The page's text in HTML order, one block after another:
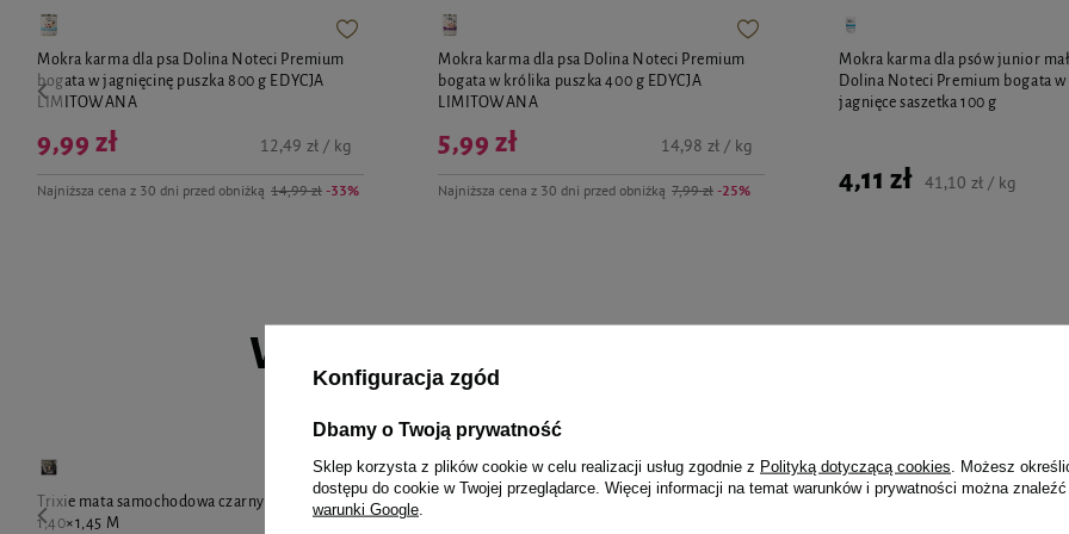
Mokra karma dla psa Dolina Noteci Premium
bogata w jagnięcinę puszka 800 g EDYCJA
LIMITOWANA
Najniższa cena z 30 dni przed obniżką 14,99 zł -33%
9,99 zł 12,49 zł / kg
Mokra karma dla psa Dolina Noteci Premium
bogata w królika puszka 400 g EDYCJA
LIMITOWANA
Najniższa cena z 30 dni przed obniżką 7,99 zł -25%
5,99 zł 14,98 zł / kg
Mokra karma dla psów junior
Dolina Noteci Premium bogata w
jagnięce saszetka 100 g
4,11 zł 41,10 zł / kg
Wybrane specjalnie dla Ciebie i
Trixie mata samochodowa czarny/brązowy
1,40×1,45 M
Dolina Noteci szelki regulowane rozmiar 3 -
Karma mokra dla psa szczeniaka
Konfiguracja zgód
Dbamy o Twoją prywatność
Sklep korzysta z plików cookie w celu realizacji usług zgodnie z Polityką dotyczącą cookies . Możesz
dostępu do cookie w Twojej przeglądarce. Więcej informacji na temat warunków i prywatności można
warunki Google